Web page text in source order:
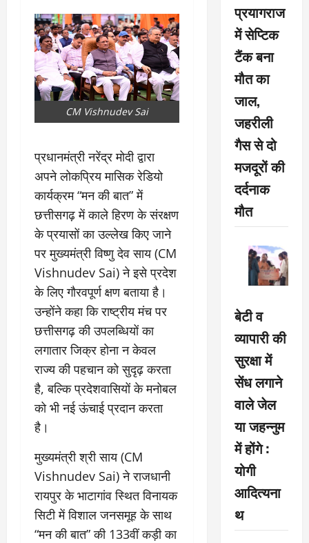
CM Vishnudev Sai
प्रधानमंत्री नरेंद्र मोदी द्वारा
अपने लोकप्रिय मासिक रेडियो
कार्यक्रम “मन की बात” में
छत्तीसगढ़ में काले हिरण के संरक्षण
के प्रयासों का उल्लेख किए जाने
पर मुख्यमंत्री विष्णु देव साय (CM
Vishnudev Sai) ने इसे प्रदेश
के लिए गौरवपूर्ण क्षण बताया है।
उन्होंने कहा कि राष्ट्रीय मंच पर
छत्तीसगढ़ की उपलब्धियों का
लगातार जिक्र होना न केवल
राज्य की पहचान को सुदृढ़ करता
है, बल्कि प्रदेशवासियों के मनोबल
को भी नई ऊंचाई प्रदान करता
है।
मुख्यमंत्री श्री साय (CM
Vishnudev Sai) ने राजधानी
रायपुर के भाटागांव स्थित विनायक
सिटी में विशाल जनसमूह के साथ
“मन की बात” की 133वीं कड़ी का
प्रयागराज
में सेप्टिक
टैंक बना
मौत का
जाल,
जहरीली
गैस से दो
मजदूरों की
दर्दनाक
मौत
बेटी व
व्यापारी की
सुरक्षा में
सेंध लगाने
वाले जेल
या जहन्नुम
में होंगे :
योगी
आदित्यना
थ